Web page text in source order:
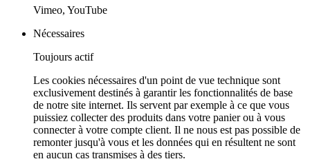
Vimeo, YouTube
Nécessaires
Toujours actif
Les cookies nécessaires d'un point de vue technique sont
exclusivement destinés à garantir les fonctionnalités de base
de notre site internet. Ils servent par exemple à ce que vous
puissiez collecter des produits dans votre panier ou à vous
connecter à votre compte client. Il ne nous est pas possible de
remonter jusqu'à vous et les données qui en résultent ne sont
en aucun cas transmises à des tiers.